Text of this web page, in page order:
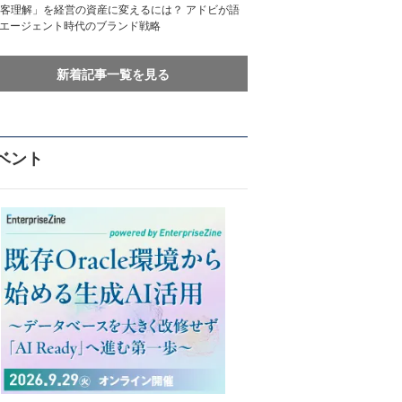
客理解」を経営の資産に変えるには？ アドビが語
ージェント時代のブランド戦略
新着記事一覧を見る
ント